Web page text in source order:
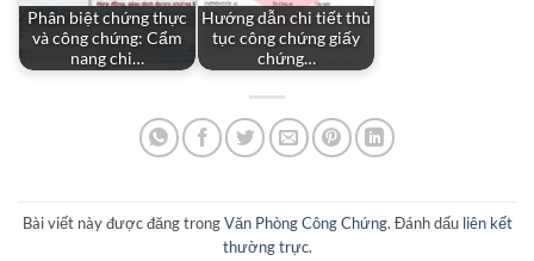
Phân biệt chứng thực
và công chứng: Cẩm
nang chi…
Hướng dẫn chi tiết thủ
tục công chứng giấy
chứng…
Bài viết này được đăng trongVăn Phòng Công Chứng. Đánh dấu liên kết
thường trực.